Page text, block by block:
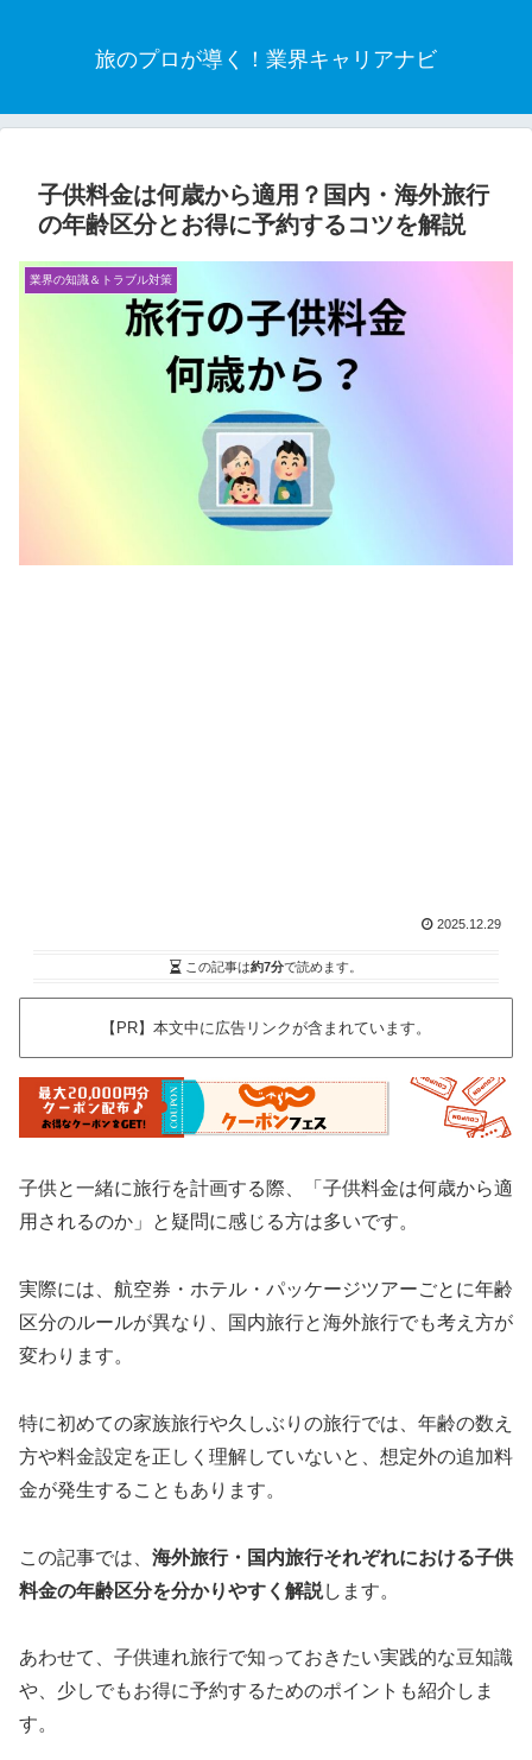
旅のプロが導く！業界キャリアナビ
子供料金は何歳から適用？国内・海外旅行
の年齢区分とお得に予約するコツを解説
業界の知識＆トラブル対策
2025.12.29
この記事は約7分で読めます。
【PR】本文中に広告リンクが含まれています。
子供と一緒に旅行を計画する際、「子供料金は何歳から適
用されるのか」と疑問に感じる方は多いです。
実際には、航空券・ホテル・パッケージツアーごとに年齢
区分のルールが異なり、国内旅行と海外旅行でも考え方が
変わります。
特に初めての家族旅行や久しぶりの旅行では、年齢の数え
方や料金設定を正しく理解していないと、想定外の追加料
金が発生することもあります。
この記事では、 海外旅行・国内旅行それぞれにおける子供
料金の年齢区分を分かりやすく解説します。
あわせて、子供連れ旅行で知っておきたい実践的な豆知識
や、少しでもお得に予約するためのポイントも紹介しま
す。